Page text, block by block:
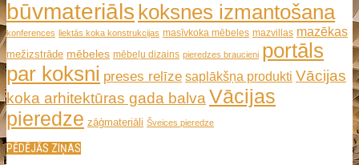
būvmateriāls koksnes izmantošana
konferences liektās koka konstrukcijas masīvkoka mēbeles mazvillas mazēkas
mežizstrāde mēbeles mēbeļu dizains pieredzes braucieni portāls
par koksni preses relīze saplākšņa produkti Vācijas
koka arhitektūras gada balvaVācijas
pieredze zāģmateriāli Šveices pieredze
PĒDĒJĀS ZIŅAS